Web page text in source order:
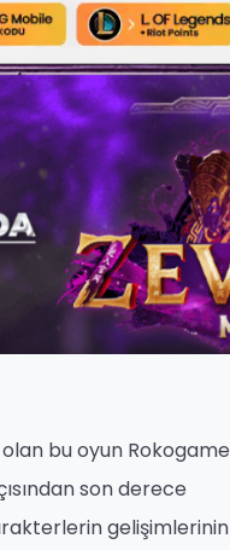
bu oyun Rokogame
son derece
gelişimlerinin